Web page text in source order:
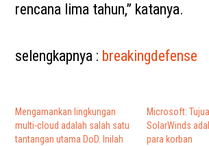
rencana lima tahun,” katanya.
selengkapnya : breakingdefense
Mengamankan lingkungan
multi-cloud adalah salah satu
tantangan utama DoD. Inilah
Microsoft:
SolarWinds
para korban